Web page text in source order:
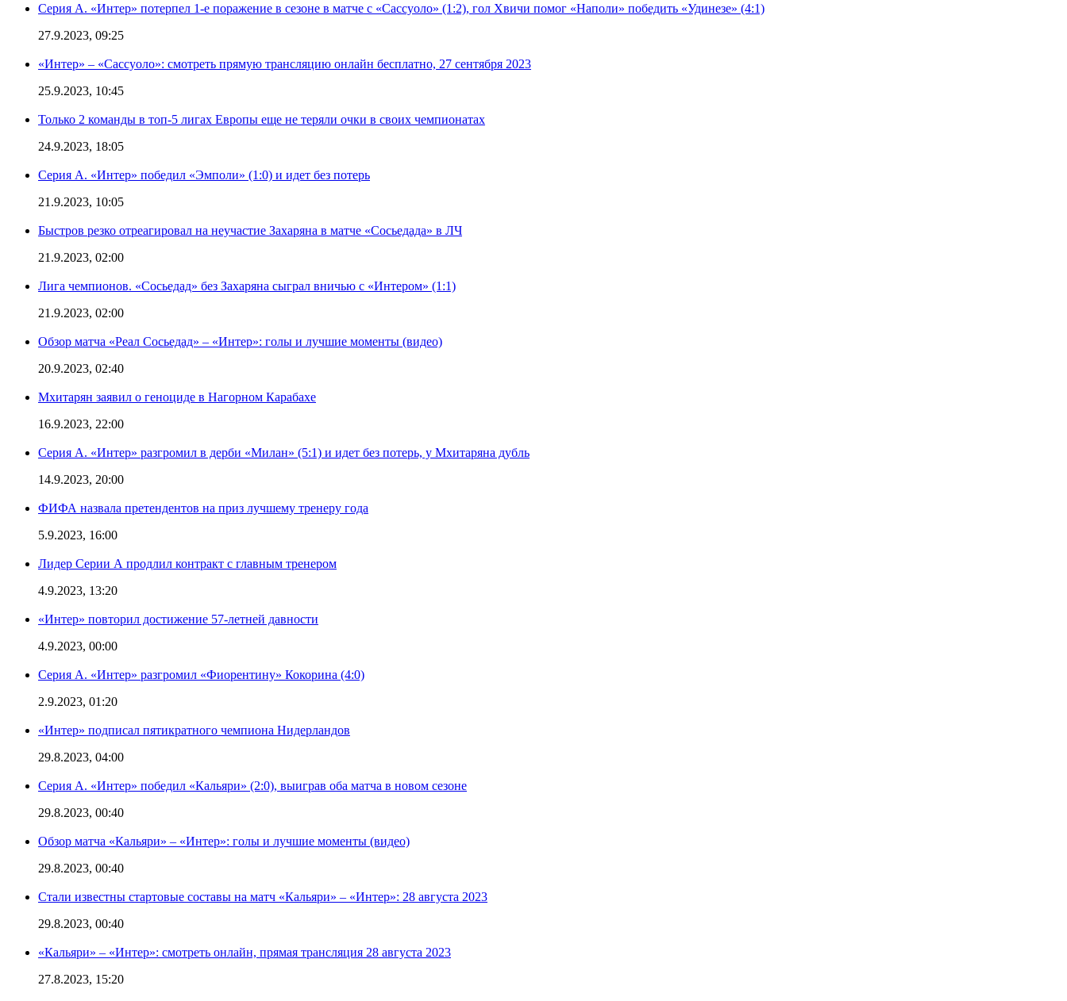
Серия А. «Интер» потерпел 1-е поражение в сезоне в матче с «Сассуоло» (1:2), гол Хвичи помог «Наполи» победить «Удинезе» (4:1)
27.9.2023, 09:25
«Интер» – «Сассуоло»: смотреть прямую трансляцию онлайн бесплатно, 27 сентября 2023
25.9.2023, 10:45
Только 2 команды в топ-5 лигах Европы еще не теряли очки в своих чемпионатах
24.9.2023, 18:05
Серия А. «Интер» победил «Эмполи» (1:0) и идет без потерь
21.9.2023, 10:05
Быстров резко отреагировал на неучастие Захаряна в матче «Сосьедада» в ЛЧ
21.9.2023, 02:00
Лига чемпионов. «Сосьедад» без Захаряна сыграл вничью с «Интером» (1:1)
21.9.2023, 02:00
Обзор матча «Реал Сосьедад» – «Интер»: голы и лучшие моменты (видео)
20.9.2023, 02:40
Мхитарян заявил о геноциде в Нагорном Карабахе
16.9.2023, 22:00
Серия А. «Интер» разгромил в дерби «Милан» (5:1) и идет без потерь, у Мхитаряна дубль
14.9.2023, 20:00
ФИФА назвала претендентов на приз лучшему тренеру года
5.9.2023, 16:00
Лидер Серии А продлил контракт с главным тренером
4.9.2023, 13:20
«Интер» повторил достижение 57-летней давности
4.9.2023, 00:00
Серия А. «Интер» разгромил «Фиорентину» Кокорина (4:0)
2.9.2023, 01:20
«Интер» подписал пятикратного чемпиона Нидерландов
29.8.2023, 04:00
Серия А. «Интер» победил «Кальяри» (2:0), выиграв оба матча в новом сезоне
29.8.2023, 00:40
Обзор матча «Кальяри» – «Интер»: голы и лучшие моменты (видео)
29.8.2023, 00:40
Стали известны стартовые составы на матч «Кальяри» – «Интер»: 28 августа 2023
29.8.2023, 00:40
«Кальяри» – «Интер»: смотреть онлайн, прямая трансляция 28 августа 2023
27.8.2023, 15:20